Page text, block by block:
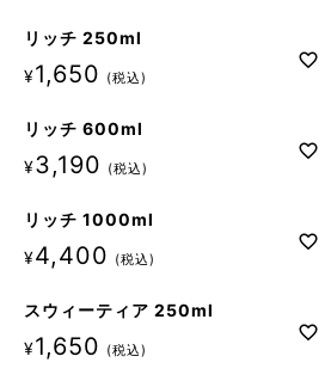
リッチ 250ml
¥1,650 税込
リッチ 600ml
¥3,190 税込
リッチ 1000ml
¥4,400 税込
スウィーティア 250ml
¥1,650 税込